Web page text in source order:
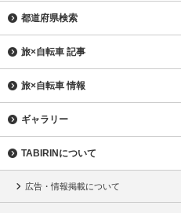
都道府県検索
旅×自転車 記事
旅×自転車 情報
ギャラリー
TABIRINについて
広告・情報掲載について